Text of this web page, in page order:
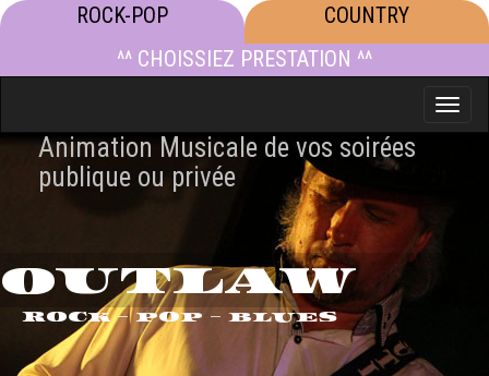
ROCK-POP
COUNTRY
^^ CHOISSIEZ PRESTATION ^^
Toggle
Animation Musicale de vos soirées
publique ou privée
OUTLAW
ROCK - POP - BLUES